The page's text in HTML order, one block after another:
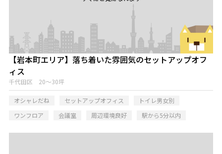
【岩本町エリア】落ち着いた雰囲気のセットアップオフ
ィス
千代田区 20～30坪
オシャレだね セットアップオフィス
トイレ男女別
ワンフロア
会議室 周辺環境良好 駅から5分以内